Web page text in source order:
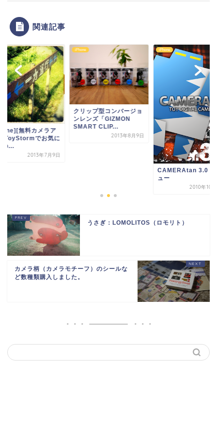
関連記事
無料カメラア
]ToyStormでお気に
の...
2013年7月9日
iPhone
クリップ型コンバージョ
ンレンズ「GIZMON
SMART CLIP...
2013年8月9日
iPhone
CAMERAtan 3.0：
ュー
2010年10
うさぎ：LOMOLITOS（ロモリト）
カメラ柄（カメラモチーフ）のシールな
ど数種類購入しました。